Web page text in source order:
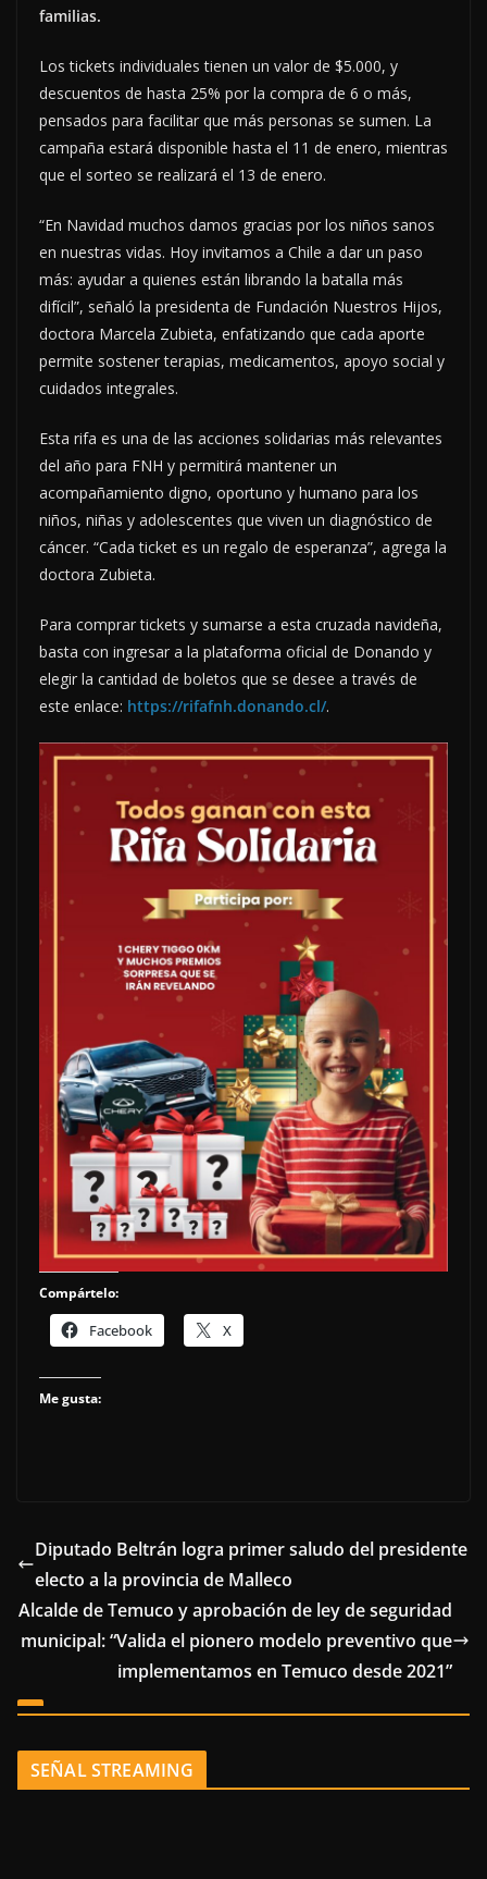
familias.
Los tickets individuales tienen un valor de $5.000, y
descuentos de hasta 25% por la compra de 6 o más,
pensados para facilitar que más personas se sumen. La
campaña estará disponible hasta el 11 de enero, mientras
que el sorteo se realizará el 13 de enero.
“En Navidad muchos damos gracias por los niños sanos
en nuestras vidas. Hoy invitamos a Chile a dar un paso
más: ayudar a quienes están librando la batalla más
difícil”, señaló la presidenta de Fundación Nuestros Hijos,
doctora Marcela Zubieta, enfatizando que cada aporte
permite sostener terapias, medicamentos, apoyo social y
cuidados integrales.
Esta rifa es una de las acciones solidarias más relevantes
del año para FNH y permitirá mantener un
acompañamiento digno, oportuno y humano para los
niños, niñas y adolescentes que viven un diagnóstico de
cáncer. “Cada ticket es un regalo de esperanza”, agrega la
doctora Zubieta.
Para comprar tickets y sumarse a esta cruzada navideña,
basta con ingresar a la plataforma oficial de Donando y
elegir la cantidad de boletos que se desee a través de
este enlace: https://rifafnh.donando.cl/.
Compártelo:
Facebook X
Me gusta:
Diputado Beltrán logra primer saludo del presidente
electo a la provincia de Malleco
Alcalde de Temuco y aprobación de ley de seguridad
municipal: “Valida el pionero modelo preventivo que
implementamos en Temuco desde 2021”
SEÑAL STREAMING